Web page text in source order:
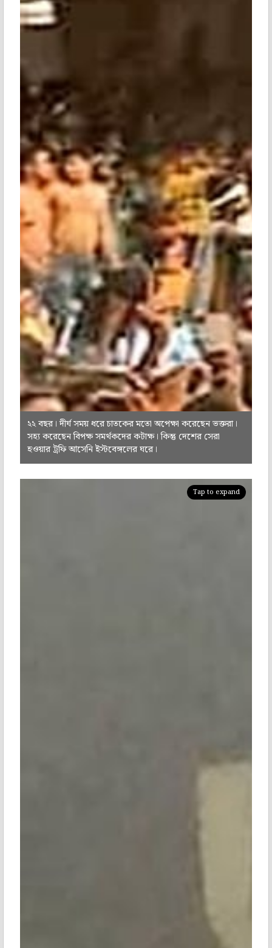
২২ বছর। দীর্ঘ সময় ধরে চাতকের মতো অপেক্ষা করেছেন ভক্তরা।
সহ্য করেছেন বিপক্ষ সমর্থকদের কটাক্ষ। কিন্তু দেশের সেরা
হওয়ার ট্রফি আসেনি ইস্টবেঙ্গলের ঘরে।
Tap to expand